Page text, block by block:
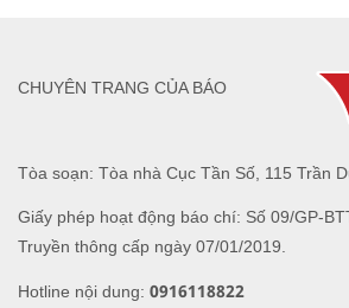
Tòa soạn: Tòa nhà Cục Tần Số, 115 Trần
Giấy phép hoạt động báo chí: Số 09/GP-
Truyền thông cấp ngày 07/01/2019.
Hotline nội dung: 0916118822
CHUYÊN TRANG CỦA BÁO